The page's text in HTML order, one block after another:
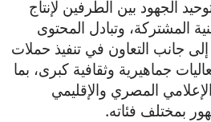
الجهود بين الطرفين لإنتاج
المشتركة، وتبادل المحتوى
جانب التعاون في تنفيذ حملات
جماهيرية وثقافية كبرى، بما
المصري والإقليمي
بمختلف فئاته.